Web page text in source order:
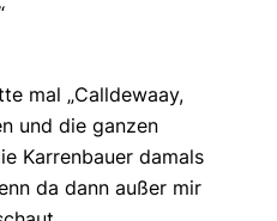
mal „Calldewaay,
und die ganzen
Karrenbauer damals
da dann außer mir